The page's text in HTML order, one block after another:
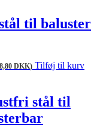
til baluster
DKK) Tilføj til kurv
stål til